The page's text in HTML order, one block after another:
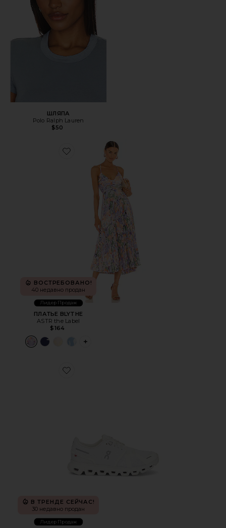
ШЛЯПА
Polo Ralph Lauren
$50
Favorite ПЛАТЬЕ BLYTHE
ВОСТРЕБОВАНО!
40 недавно продан
Лидер Продаж
ПЛАТЬЕ BLYTHE
ASTR the Label
$164
PLUS ICON TO SEE MORE OPTIONS FOR
Favorite КРОССОВКИ CLOUD 6
В ТРЕНДЕ СЕЙЧАС!
30 недавно продан
Лидер Продаж